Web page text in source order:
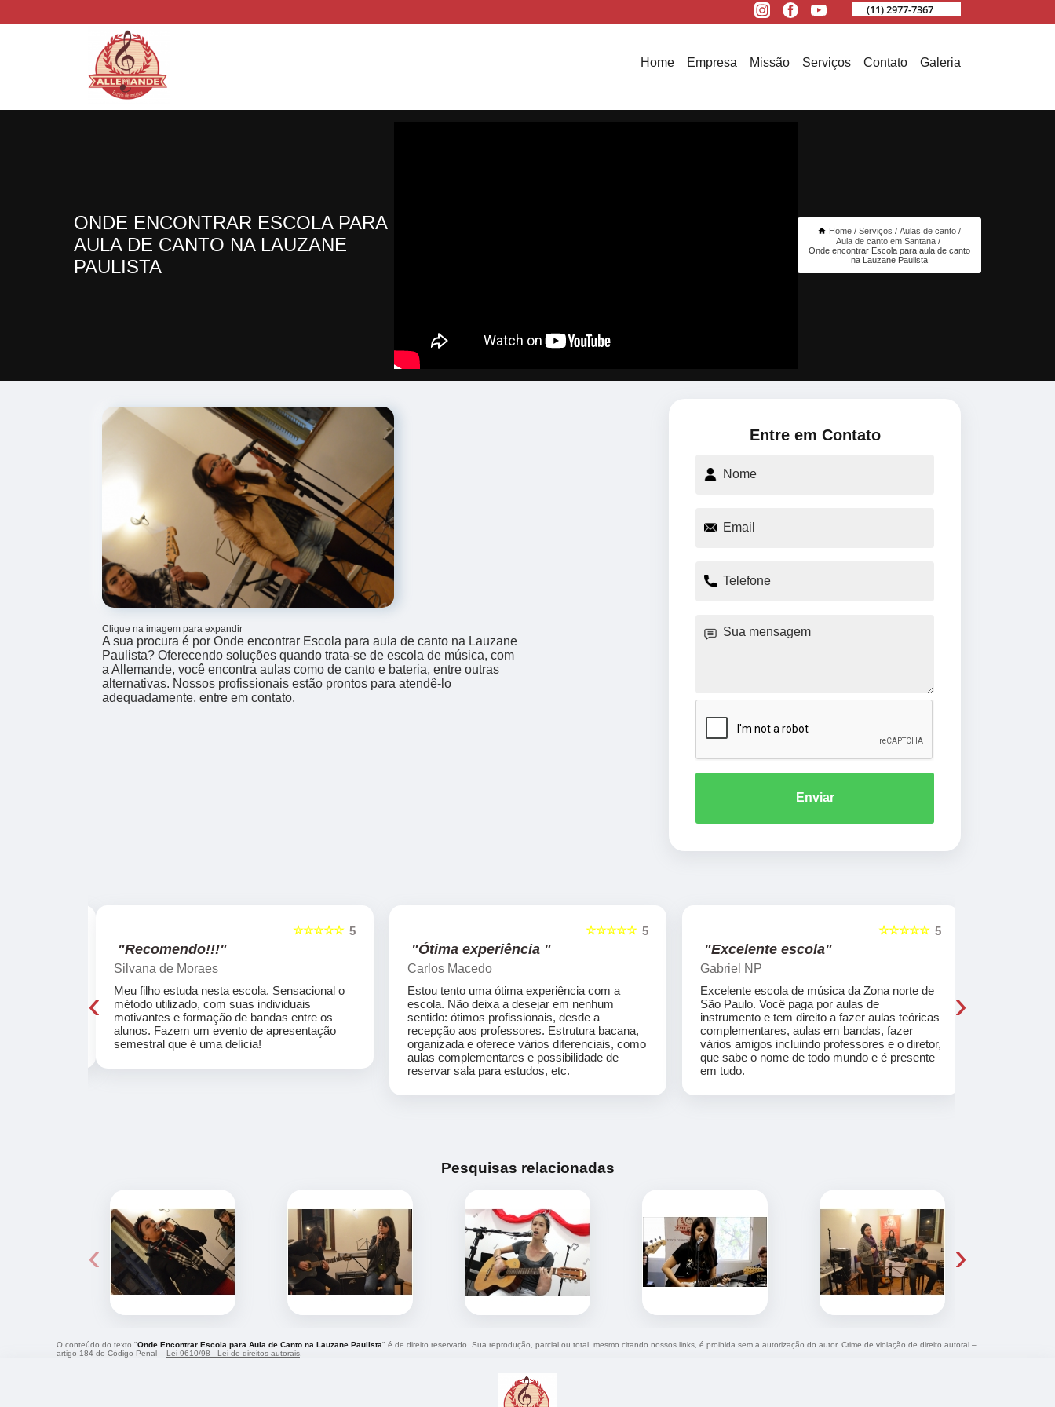
(11) 2977-7367
Home Empresa Missão Serviços Contato Galeria
ONDE ENCONTRAR ESCOLA PARA
AULA DE CANTO NA LAUZANE
PAULISTA
Home Serviços
Aulas de canto
Aula de canto em Santana
Onde encontrar Escola para aula de canto
na Lauzane Paulista
Clique na imagem para expandir
A sua procura é por Onde encontrar Escola para aula de canto na Lauzane
Paulista? Oferecendo soluções quando trata-se de escola de música, com
a Allemande, você encontra aulas como de canto e bateria, entre outras
alternativas. Nossos profissionais estão prontos para atendê-lo
adequadamente, entre em contato.
Entre em Contato
Enviar
5
☆☆☆☆☆
"Recomendo!!!"
Silvana de Moraes
Meu filho estuda nesta escola. Sensacional o
método utilizado, com suas individuais
motivantes e formação de bandas entre os
alunos. Fazem um evento de apresentação
semestral que é uma delícia!
5
☆☆☆☆☆
"Ótima experiência "
Carlos Macedo
Estou tento uma ótima experiência com a
escola. Não deixa a desejar em nenhum
sentido: ótimos profissionais, desde a
recepção aos professores. Estrutura bacana,
organizada e oferece vários diferenciais, como
aulas complementares e possibilidade de
reservar sala para estudos, etc.
5
☆☆☆☆☆
"Excelente escola"
Gabriel NP
Excelente escola de música da Zona norte de
São Paulo. Você paga por aulas de
instrumento e tem direito a fazer aulas teóricas
complementares, aulas em bandas, fazer
vários amigos incluindo professores e o diretor,
que sabe o nome de todo mundo e é presente
em tudo.
‹ ›
Pesquisas relacionadas
‹ ›
O conteúdo do texto "Onde Encontrar Escola para Aula de Canto na Lauzane Paulista" é de direito reservado. Sua reprodução, parcial ou total, mesmo citando nossos links, é proibida sem a autorização do autor. Crime de violação de direito autoral –
artigo 184 do Código Penal – Lei 9610/98 - Lei de direitos autorais